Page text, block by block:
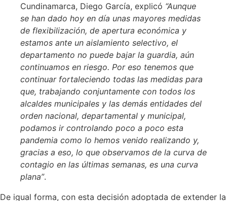
Cundinamarca, Diego García, explicó “Aunque
se han dado hoy en día unas mayores medidas
de flexibilización, de apertura económica y
estamos ante un aislamiento selectivo, el
departamento no puede bajar la guardia, aún
continuamos en riesgo. Por eso tenemos que
continuar fortaleciendo todas las medidas para
que, trabajando conjuntamente con todos los
alcaldes municipales y las demás entidades del
orden nacional, departamental y municipal,
podamos ir controlando poco a poco esta
pandemia como lo hemos venido realizando y,
gracias a eso, lo que observamos de la curva de
contagio en las últimas semanas, es una curva
plana”.
De igual forma, con esta decisión adoptada de extender la